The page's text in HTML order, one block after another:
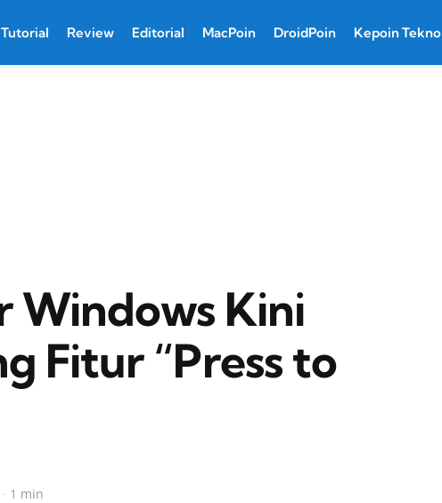
Tutorial Review Editorial MacPoin DroidPoin Kepoin Tekno
Windows Kini
Fitur “Press to
1 min